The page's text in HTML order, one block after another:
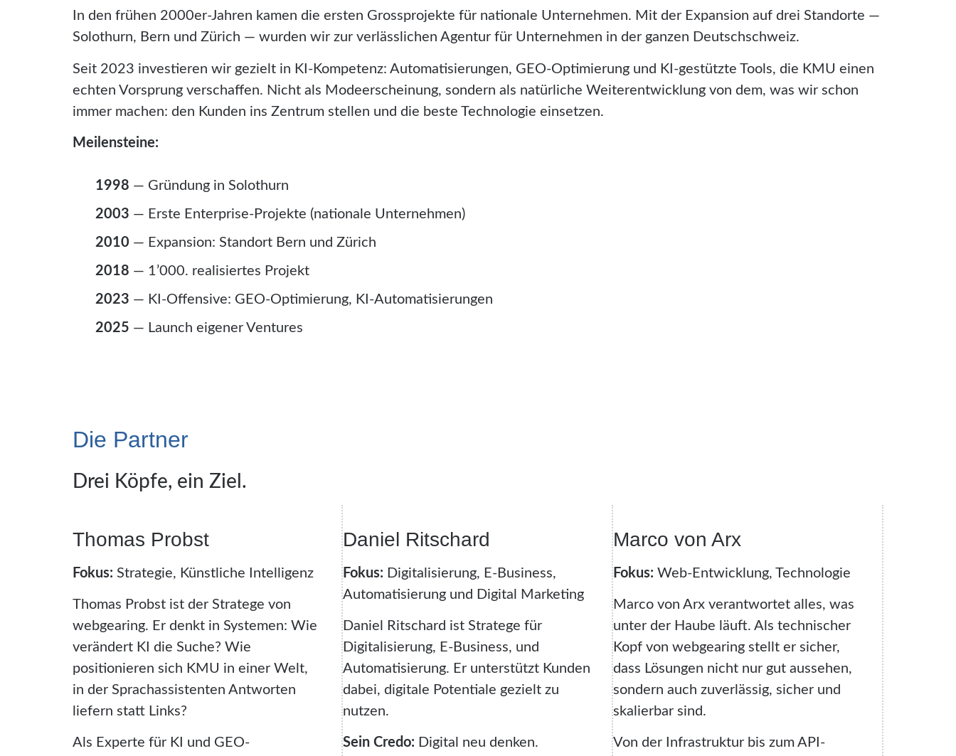
In den frühen 2000er-Jahren kamen die ersten Grossprojekte für nationale Unternehmen. Mit der Expansion auf drei Standorte —
Solothurn, Bern und Zürich — wurden wir zur verlässlichen Agentur für Unternehmen in der ganzen Deutschschweiz.
Seit 2023 investieren wir gezielt in KI-Kompetenz: Automatisierungen, GEO-Optimierung und KI-gestützte Tools, die KMU einen
echten Vorsprung verschaffen. Nicht als Modeerscheinung, sondern als natürliche Weiterentwicklung von dem, was wir schon
immer machen: den Kunden ins Zentrum stellen und die beste Technologie einsetzen.
Meilensteine:
1998 — Gründung in Solothurn
2003 — Erste Enterprise-Projekte (nationale Unternehmen)
2010 — Expansion: Standort Bern und Zürich
2018 — 1’000. realisiertes Projekt
2023 — KI-Offensive: GEO-Optimierung, KI-Automatisierungen
2025 — Launch eigener Ventures
Die Partner
Drei Köpfe, ein Ziel.
Thomas Probst
Fokus: Strategie, Künstliche Intelligenz
Thomas Probst ist der Stratege von
webgearing. Er denkt in Systemen: Wie
verändert KI die Suche? Wie
positionieren sich KMU in einer Welt,
in der Sprachassistenten Antworten
liefern statt Links?
Als Experte für KI und GEO-
Daniel Ritschard
Fokus: Digitalisierung, E-Business,
Automatisierung und Digital Marketing
Daniel Ritschard ist Stratege für
Digitalisierung, E-Business, und
Automatisierung. Er unterstützt Kunden
dabei, digitale Potentiale gezielt zu
nutzen.
Sein Credo: Digital neu denken.
Marco von Arx
Fokus: Web-Entwicklung, Technologie
Marco von Arx verantwortet alles, was
unter der Haube läuft. Als technischer
Kopf von webgearing stellt er sicher,
dass Lösungen nicht nur gut aussehen,
sondern auch zuverlässig, sicher und
skalierbar sind.
Von der Infrastruktur bis zum API-